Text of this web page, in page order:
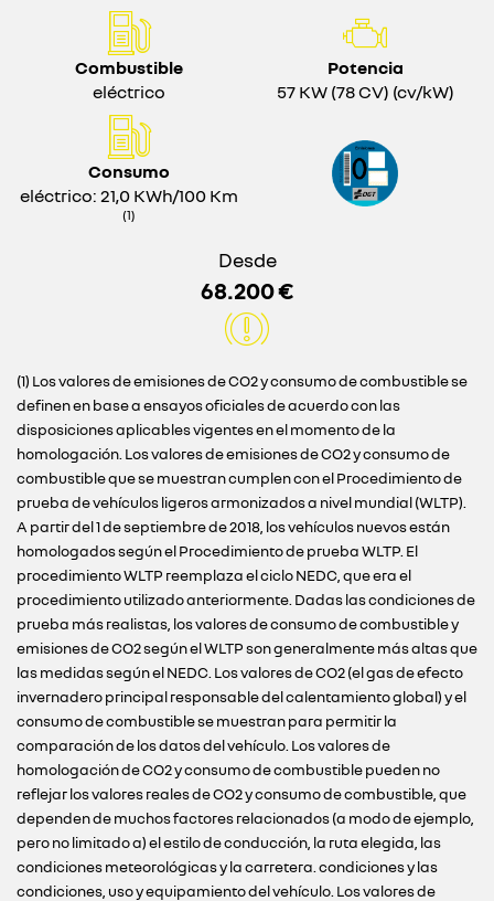
Combustible
eléctrico
Potencia
57 KW (78 CV) (cv/kW)
Consumo
eléctrico: 21,0 KWh/100 Km
(1)
Desde
68.200 €
(1) Los valores de emisiones de CO2 y consumo de combustible se
definen en base a ensayos oficiales de acuerdo con las
disposiciones aplicables vigentes en el momento de la
homologación. Los valores de emisiones de CO2 y consumo de
combustible que se muestran cumplen con el Procedimiento de
prueba de vehículos ligeros armonizados a nivel mundial (WLTP).
A partir del 1 de septiembre de 2018, los vehículos nuevos están
homologados según el Procedimiento de prueba WLTP. El
procedimiento WLTP reemplaza el ciclo NEDC, que era el
procedimiento utilizado anteriormente. Dadas las condiciones de
prueba más realistas, los valores de consumo de combustible y
emisiones de CO2 según el WLTP son generalmente más altas que
las medidas según el NEDC. Los valores de CO2 (el gas de efecto
invernadero principal responsable del calentamiento global) y el
consumo de combustible se muestran para permitir la
comparación de los datos del vehículo. Los valores de
homologación de CO2 y consumo de combustible pueden no
reflejar los valores reales de CO2 y consumo de combustible, que
dependen de muchos factores relacionados (a modo de ejemplo,
pero no limitado a) el estilo de conducción, la ruta elegida, las
condiciones meteorológicas y la carretera. condiciones y las
condiciones, uso y equipamiento del vehículo. Los valores de